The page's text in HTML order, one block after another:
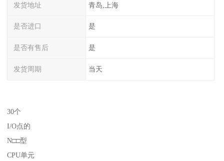
发货地址 青岛,上海
是否进口 是
是否有售后 是
发货周期 当天
30个
I/O点的
N□□型
CPU单元